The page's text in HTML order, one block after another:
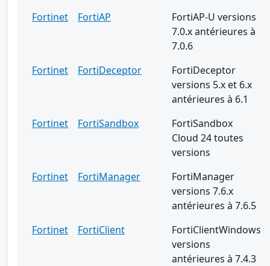
Fortinet
FortiAP
FortiAP-U versions
7.0.x antérieures à
7.0.6
Fortinet
FortiDeceptor
FortiDeceptor
versions 5.x et 6.x
antérieures à 6.1
Fortinet
FortiSandbox
FortiSandbox
Cloud 24 toutes
versions
Fortinet
FortiManager
FortiManager
versions 7.6.x
antérieures à 7.6.5
Fortinet
FortiClient
FortiClientWindows
versions
antérieures à 7.4.3